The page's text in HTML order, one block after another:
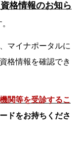
資格情報のお知ら
マイナポータルに
格情報を確認でき
関等を受診するこ
ドをお持ちくださ